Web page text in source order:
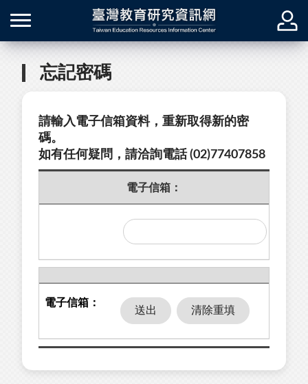
忘記密碼
請輸入電子信箱資料，重新取得新的密
碼。
如有任何疑問，請洽詢電話 (02)77407858
電子信箱：